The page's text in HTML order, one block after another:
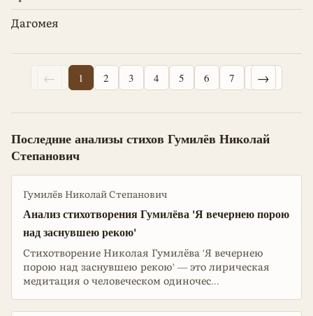
Дагомея
← 1 2 3 4 5 6 7 →
Последние анализы стихов Гумилёв Николай
Степанович
Гумилёв Николай Степанович
Анализ стихотворения Гумилёва 'Я вечернею порою
над заснувшею рекою'
Стихотворение Николая Гумилёва 'Я вечернею
порою над заснувшею рекою' — это лирическая
медитация о человеческом одиночес...